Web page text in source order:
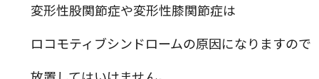
変形性股関節症や変形性膝関節症は
ロコモティブシンドロームの原因になりますので